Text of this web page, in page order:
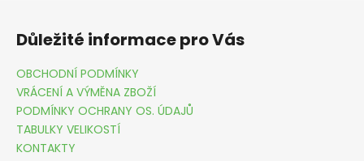
Důležité informace pro Vás
OBCHODNÍ PODMÍNKY
VRÁCENÍ A VÝMĚNA ZBOŽÍ
PODMÍNKY OCHRANY OS. ÚDAJŮ
TABULKY VELIKOSTÍ
KONTAKTY